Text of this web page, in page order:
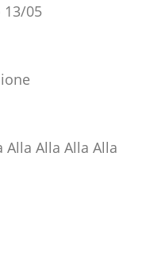
13/05
Alla Alla Alla Alla